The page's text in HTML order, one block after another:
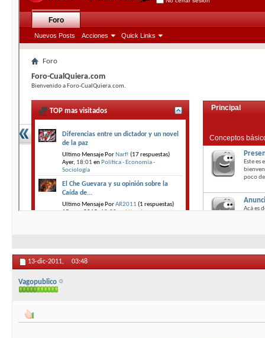
13-dic-2011, 03:48
Vagopublico